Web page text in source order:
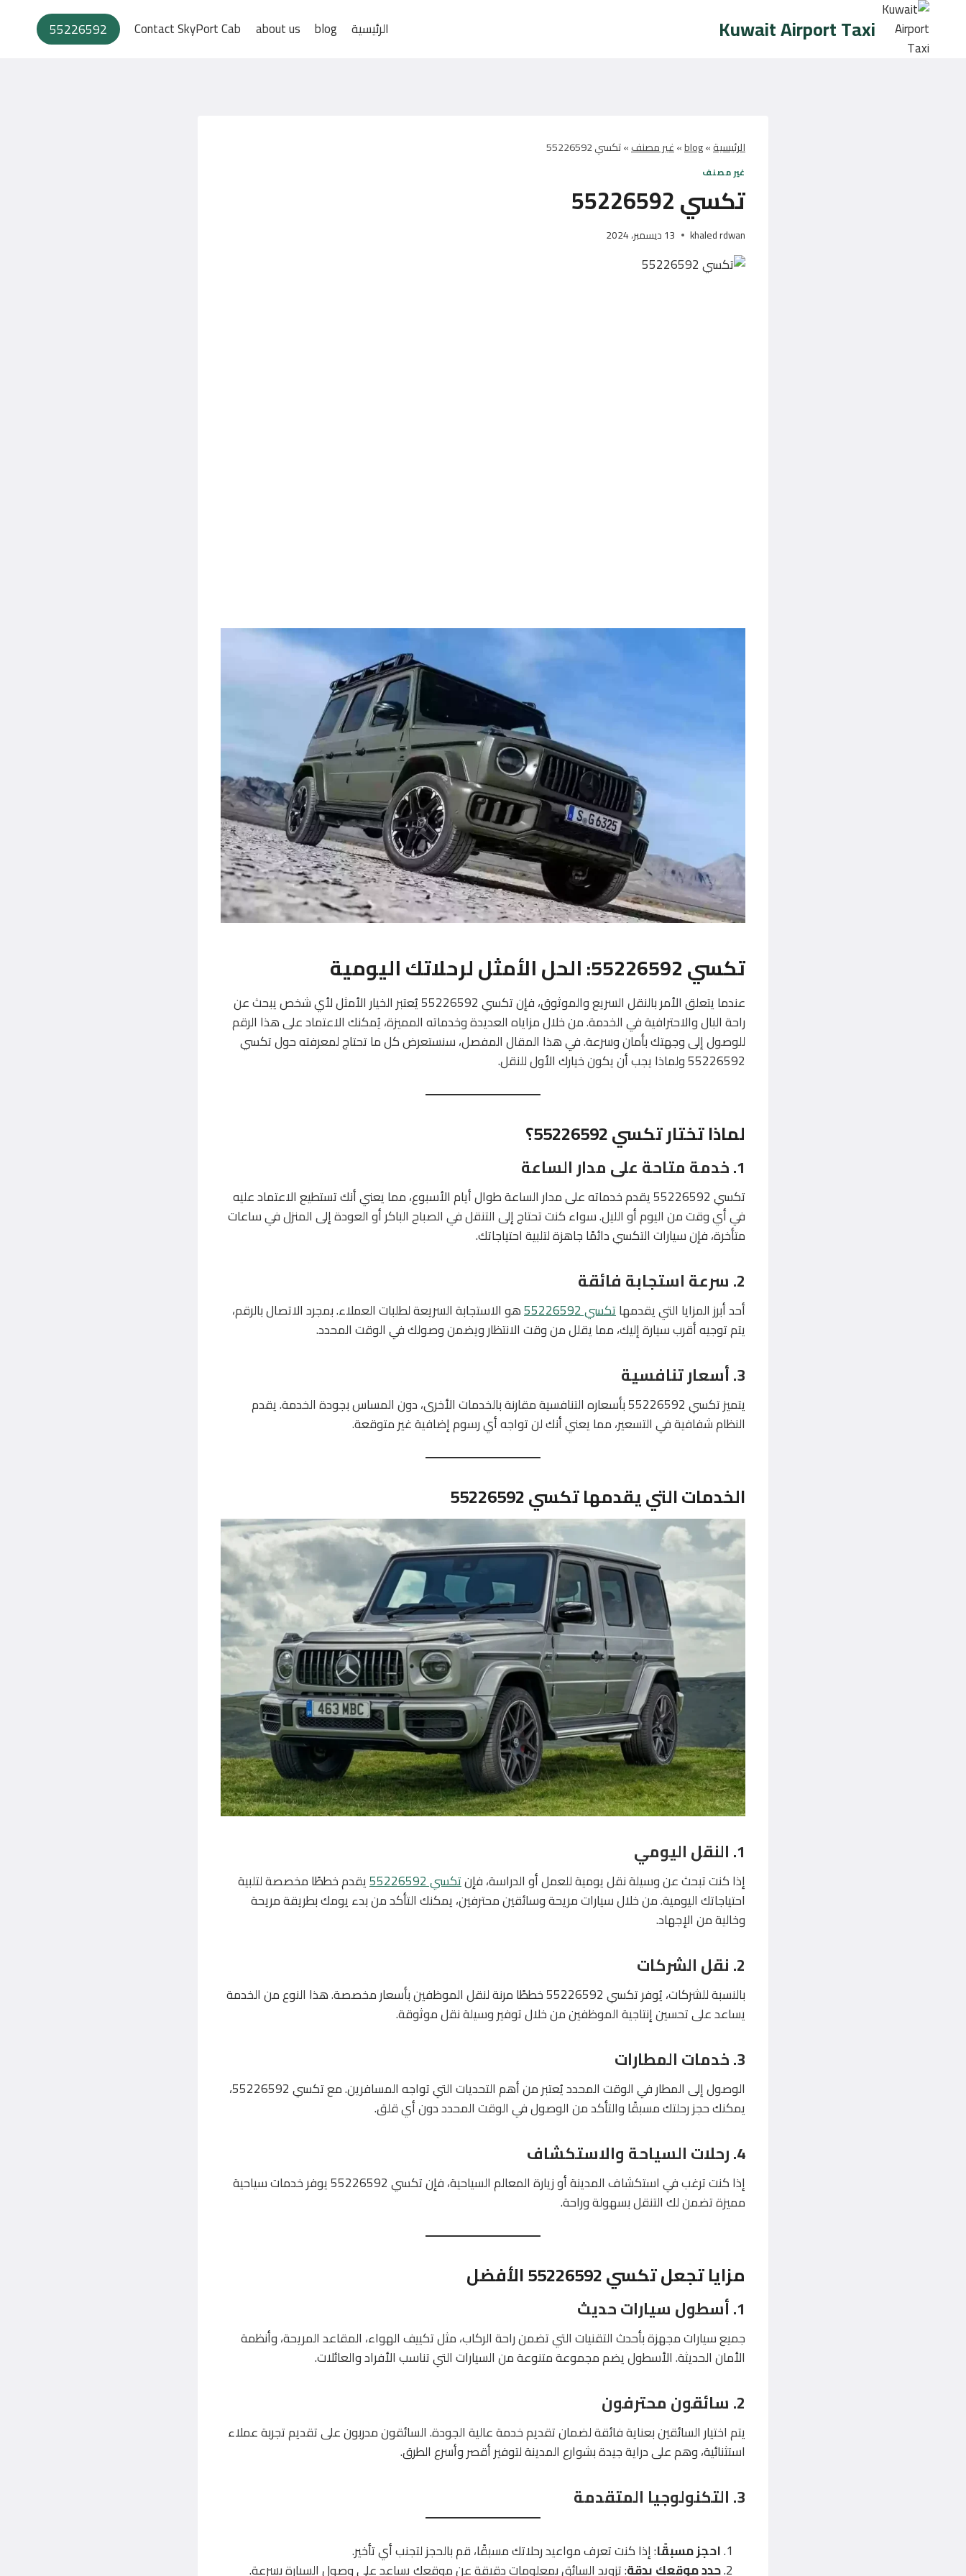
المحتوى
Kuwait Airport Taxi الرئيسية blog
about us
Contact SkyPort Cab
55226592
الرئيسية»
blog
»غير مصنف»تكسي 55226592
غير مصنف
تكسي 55226592
khaled rdwan 13 ديسمبر، 2024
تكسي 55226592: الحل الأمثل لرحلاتك اليومية
عندما يتعلق الأمر بالنقل السريع والموثوق، فإن تكسي 55226592 يُعتبر الخيار الأمثل لأي شخص يبحث عن
راحة البال والاحترافية في الخدمة. من خلال مزاياه العديدة وخدماته المميزة، يُمكنك الاعتماد على هذا الرقم
للوصول إلى وجهتك بأمان وسرعة. في هذا المقال المفصل، سنستعرض كل ما تحتاج لمعرفته حول تكسي
55226592 ولماذا يجب أن يكون خيارك الأول للنقل.
لماذا تختار تكسي 55226592؟
1. خدمة متاحة على مدار الساعة
تكسي 55226592 يقدم خدماته على مدار الساعة طوال أيام الأسبوع، مما يعني أنك تستطيع الاعتماد عليه
في أي وقت من اليوم أو الليل. سواء كنت تحتاج إلى التنقل في الصباح الباكر أو العودة إلى المنزل في ساعات
متأخرة، فإن سيارات التكسي دائمًا جاهزة لتلبية احتياجاتك.
2. سرعة استجابة فائقة
أحد أبرز المزايا التي يقدمهاتكسي 55226592
هو الاستجابة السريعة لطلبات العملاء. بمجرد الاتصال بالرقم،
يتم توجيه أقرب سيارة إليك، مما يقلل من وقت الانتظار ويضمن وصولك في الوقت المحدد.
3. أسعار تنافسية
يتميز تكسي 55226592 بأسعاره التنافسية مقارنة بالخدمات الأخرى، دون المساس بجودة الخدمة. يقدم
النظام شفافية في التسعير، مما يعني أنك لن تواجه أي رسوم إضافية غير متوقعة.
الخدمات التي يقدمها تكسي 55226592
1. النقل اليومي
إذا كنت تبحث عن وسيلة نقل يومية للعمل أو الدراسة، فإنتكسي 55226592
يقدم خططًا مخصصة لتلبية
احتياجاتك اليومية. من خلال سيارات مريحة وسائقين محترفين، يمكنك التأكد من بدء يومك بطريقة مريحة
وخالية من الإجهاد.
2. نقل الشركات
بالنسبة للشركات، يُوفر تكسي 55226592 خططًا مرنة لنقل الموظفين بأسعار مخصصة. هذا النوع من الخدمة
يساعد على تحسين إنتاجية الموظفين من خلال توفير وسيلة نقل موثوقة.
3. خدمات المطارات
الوصول إلى المطار في الوقت المحدد يُعتبر من أهم التحديات التي تواجه المسافرين. مع تكسي 55226592،
يمكنك حجز رحلتك مسبقًا والتأكد من الوصول في الوقت المحدد دون أي قلق.
4. رحلات السياحة والاستكشاف
إذا كنت ترغب في استكشاف المدينة أو زيارة المعالم السياحية، فإن تكسي 55226592 يوفر خدمات سياحية
مميزة تضمن لك التنقل بسهولة وراحة.
مزايا تجعل تكسي 55226592 الأفضل
1. أسطول سيارات حديث
جميع سيارات مجهزة بأحدث التقنيات التي تضمن راحة الركاب، مثل تكييف الهواء، المقاعد المريحة، وأنظمة
الأمان الحديثة. الأسطول يضم مجموعة متنوعة من السيارات التي تناسب الأفراد والعائلات.
2. سائقون محترفون
يتم اختيار السائقين بعناية فائقة لضمان تقديم خدمة عالية الجودة. السائقون مدربون على تقديم تجربة عملاء
استثنائية، وهم على دراية جيدة بشوارع المدينة لتوفير أقصر وأسرع الطرق.
3. التكنولوجيا المتقدمة
احجز مسبقًا: إذا كنت تعرف مواعيد رحلاتك مسبقًا، قم بالحجز لتجنب أي تأخير.
حدد موقعك بدقة: تزويد السائق بمعلومات دقيقة عن موقعك يساعد على وصول السيارة بسرعة.